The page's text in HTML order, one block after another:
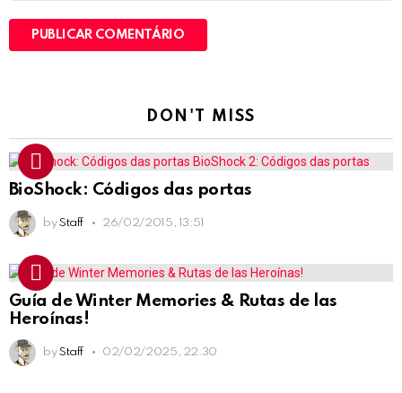
DON'T MISS
BioShock: Códigos das portas
by Staff 26/02/2015, 13:51
Guía de Winter Memories & Rutas de las
Heroínas!
by Staff 02/02/2025, 22:30